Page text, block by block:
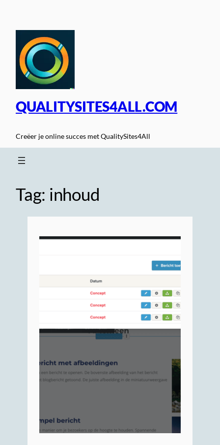
inhoud
QUALITYSITES4ALL.COM
Creëer je online succes met QualitySites4All
Tag: inhoud